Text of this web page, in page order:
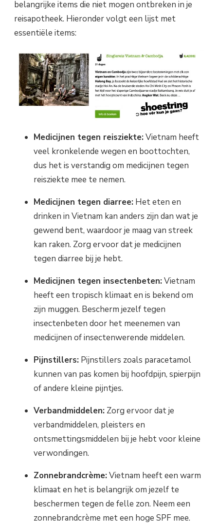
belangrijke items die niet mogen ontbreken in je
reisapotheek. Hieronder volgt een lijst met
essentiële items:
Medicijnen tegen reisziekte:Vietnam heeft
veel kronkelende wegen en boottochten,
dus het is verstandig om medicijnen tegen
reisziekte mee te nemen.
Medicijnen tegen diarree: Het eten en
drinken in Vietnam kan anders zijn dan wat je
gewend bent, waardoor je maag van streek
kan raken. Zorg ervoor dat je medicijnen
tegen diarree bij je hebt.
Medicijnen tegen insectenbeten:Vietnam
heeft een tropisch klimaat en is bekend om
zijn muggen. Bescherm jezelf tegen
insectenbeten door het meenemen van
medicijnen of insectenwerende middelen.
Pijnstillers: Pijnstillers zoals paracetamol
kunnen van pas komen bij hoofdpijn, spierpijn
of andere kleine pijntjes.
Verbandmiddelen: Zorg ervoor dat je
verbandmiddelen, pleisters en
ontsmettingsmiddelen bij je hebt voor kleine
verwondingen.
Zonnebrandcrème:Vietnam heeft een warm
klimaat en het is belangrijk om jezelf te
beschermen tegen de felle zon. Neem een
zonnebrandcrème met een hoge SPF mee.